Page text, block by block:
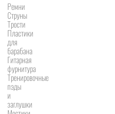
Ремни
Струны
Трости
Пластики
для
барабана
Гитарная
фурнитура
Тренировочные
пэды
и
заглушки